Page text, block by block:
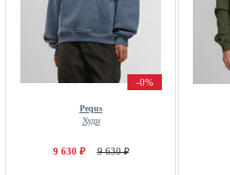
-0%
Pequs
Худи
9 630 ₽ 9 630 ₽